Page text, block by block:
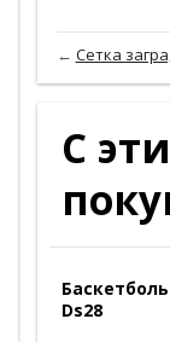
← Сетка
С
Ds28